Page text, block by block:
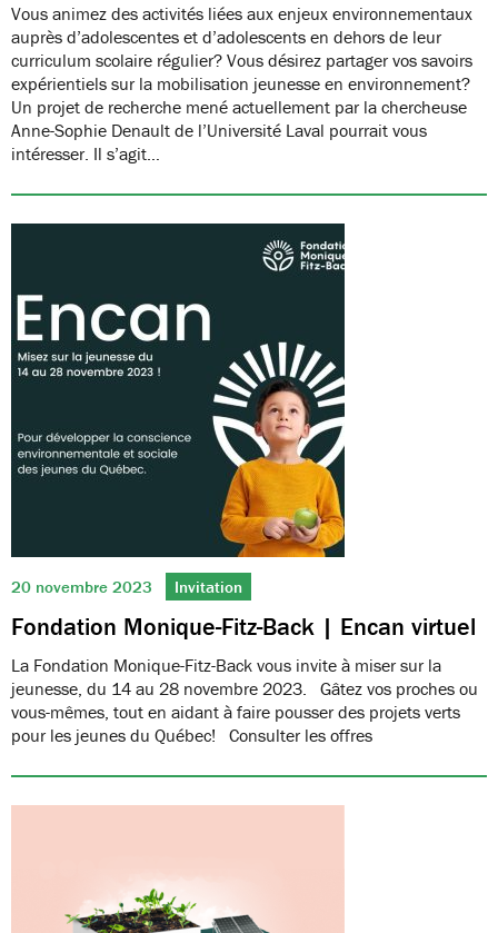
Vous animez des activités liées aux enjeux environnementaux
auprès d’adolescentes et d’adolescents en dehors de leur
curriculum scolaire régulier? Vous désirez partager vos savoirs
expérientiels sur la mobilisation jeunesse en environnement?
Un projet de recherche mené actuellement par la chercheuse
Anne-Sophie Denault de l’Université Laval pourrait vous
intéresser. Il s’agit…
20 novembre 2023 Invitation
Fondation Monique-Fitz-Back | Encan virtuel
La Fondation Monique-Fitz-Back vous invite à miser sur la
jeunesse, du 14 au 28 novembre 2023. Gâtez vos proches ou
vous-mêmes, tout en aidant à faire pousser des projets verts
pour les jeunes du Québec! Consulter les offres